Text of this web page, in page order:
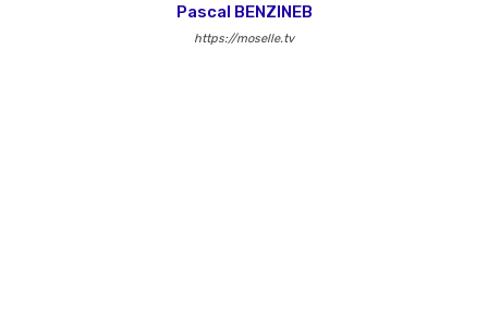
Pascal BENZINEB
https://moselle.tv